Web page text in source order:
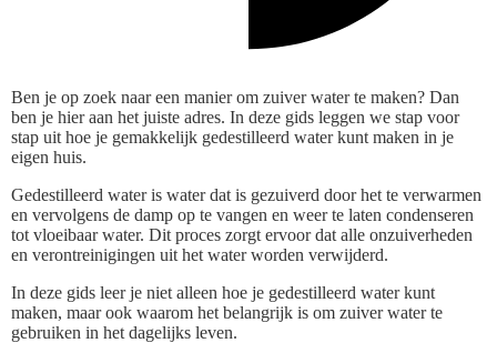
Ben je op zoek naar een manier om zuiver water te maken? Dan
ben je hier aan het juiste adres. In deze gids leggen we stap voor
stap uit hoe je gemakkelijk gedestilleerd water kunt maken in je
eigen huis.
Gedestilleerd water is water dat is gezuiverd door het te verwarmen
en vervolgens de damp op te vangen en weer te laten condenseren
tot vloeibaar water. Dit proces zorgt ervoor dat alle onzuiverheden
en verontreinigingen uit het water worden verwijderd.
In deze gids leer je niet alleen hoe je gedestilleerd water kunt
maken, maar ook waarom het belangrijk is om zuiver water te
gebruiken in het dagelijks leven.